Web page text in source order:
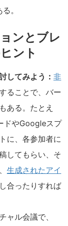
。
ンとブレ
ント
してみよう： 非
ることで、バー
ある。たとえ
ドやGoogleスプ
に、各参加者に
してもらい、そ
生成されたアイ
し合ったりすれば
ャル会議で、